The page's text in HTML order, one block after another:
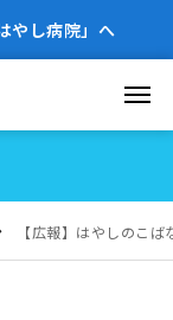
やし病院」へ
【広報】はやしのこ